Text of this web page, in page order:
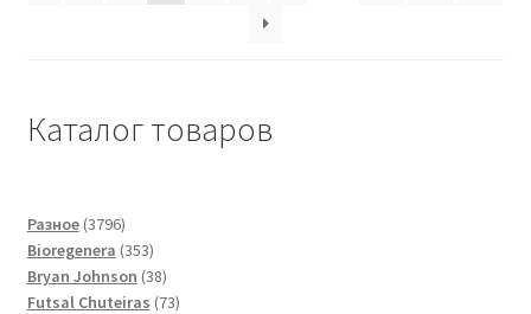
Каталог товаров
Разное 37963796
товаров
Bioregenera 353353
товара
Bryan Johnson 3838
товаров
Futsal Сhuteiras 7373